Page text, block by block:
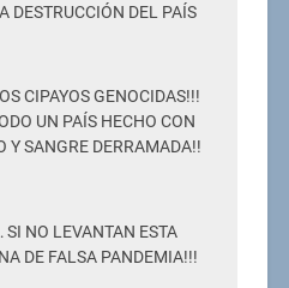
DESTRUCCIÓN DEL PAÍS
CIPAYOS GENOCIDAS!!!
UN PAÍS HECHO CON
Y SANGRE DERRAMADA!!
NO LEVANTAN ESTA
DE FALSA PANDEMIA!!!